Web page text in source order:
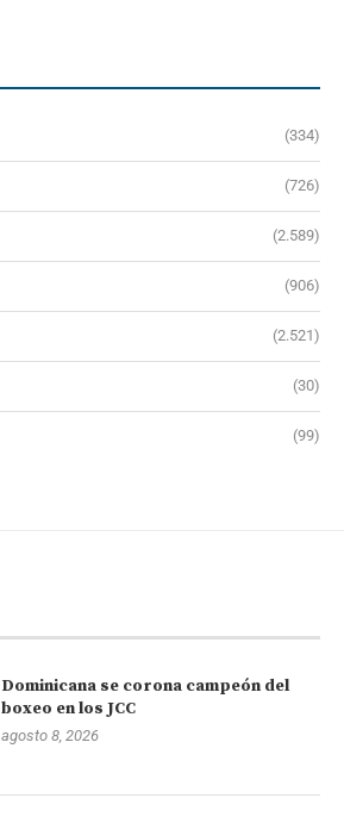
(334)
(726)
(2.589)
(906)
(2.521)
(30)
(99)
Dominicana se corona campeón del
boxeo en los JCC
agosto 8, 2026